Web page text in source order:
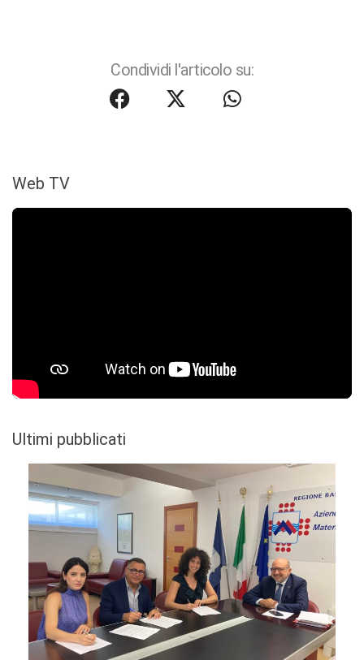
Condividi l'articolo su:
Web TV
Ultimi pubblicati